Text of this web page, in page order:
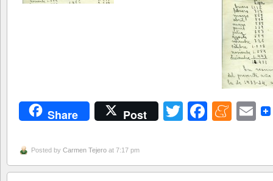
Share Post Twitter
Posted by Carmen Tejero at 7:17 pm